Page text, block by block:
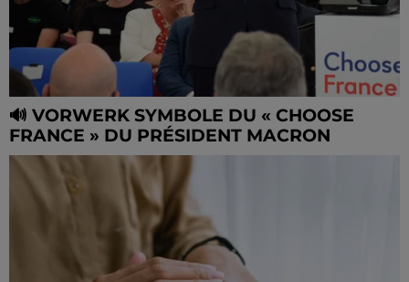
🔊 VORWERK SYMBOLE DU « CHOOSE
FRANCE » DU PRÉSIDENT MACRON